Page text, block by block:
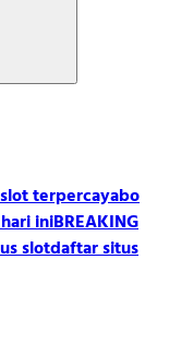
terpercayabo
iniBREAKING
slotdaftar situs